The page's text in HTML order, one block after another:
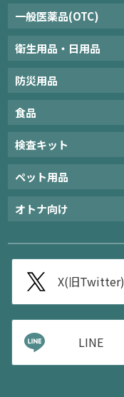
一般医薬品(OTC)
衛生用品・日用品
防災用品
食品
検査キット
ペット用品
オトナ向け
X(旧Twitter)
LINE